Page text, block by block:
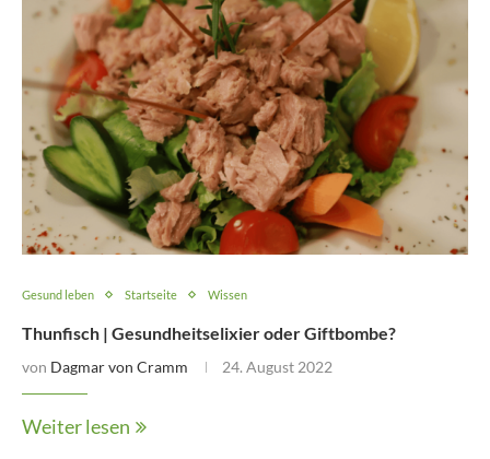
Gesund leben Startseite Wissen
Thunfisch | Gesundheitselixier oder Giftbombe?
von Dagmar von Cramm 24. August 2022
Weiter lesen